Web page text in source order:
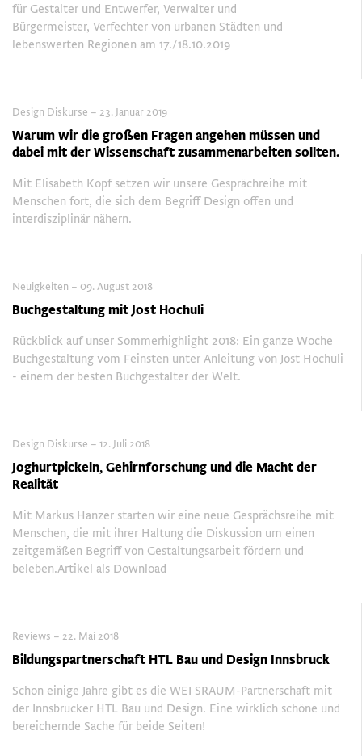
für Gestalter und Entwerfer, Verwalter und
Bürgermeister, Verfechter von urbanen Städten und
lebenswerten Regionen am 17./18.10.2019
Design Diskurse – 23. Januar 2019
Warum wir die großen Fragen angehen müssen und
dabei mit der Wissenschaft zusammenarbeiten sollten.
Mit Elisabeth Kopf setzen wir unsere Gesprächreihe mit
Menschen fort, die sich dem Begriff Design offen und
interdisziplinär nähern.
Neuigkeiten – 09. August 2018
Buchgestaltung mit Jost Hochuli
Rückblick auf unser Sommerhighlight 2018: Ein ganze Woche
Buchgestaltung vom Feinsten unter Anleitung von Jost Hochuli
- einem der besten Buchgestalter der Welt.
Design Diskurse – 12. Juli 2018
Joghurtpickeln, Gehirnforschung und die Macht der
Realität
Mit Markus Hanzer starten wir eine neue Gesprächsreihe mit
Menschen, die mit ihrer Haltung die Diskussion um einen
zeitgemäßen Begriff von Gestaltungsarbeit fördern und
beleben.Artikel als Download
Reviews – 22. Mai 2018
Bildungspartnerschaft HTL Bau und Design Innsbruck
Schon einige Jahre gibt es die WEI SRAUM-Partnerschaft mit
der Innsbrucker HTL Bau und Design. Eine wirklich schöne und
bereichernde Sache für beide Seiten!